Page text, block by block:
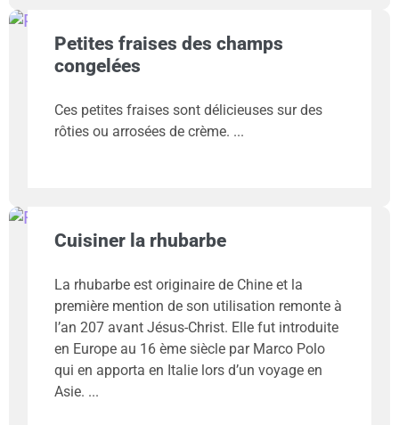
Petites fraises des champs
congelées
Ces petites fraises sont délicieuses sur des
rôties ou arrosées de crème.
Cuisiner la rhubarbe
La rhubarbe est originaire de Chine et la
première mention de son utilisation remonte à
l’an 207 avant Jésus-Christ. Elle fut introduite
en Europe au 16 ème siècle par Marco Polo
qui en apporta en Italie lors d’un voyage en
Asie.